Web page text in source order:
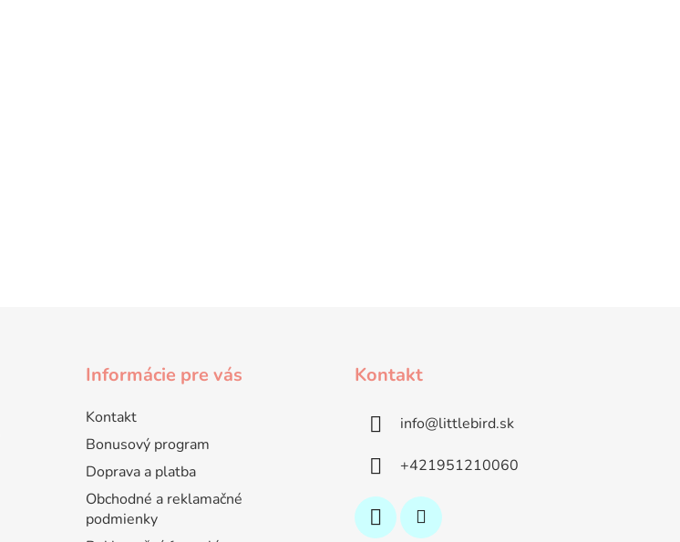
Informácie pre vás
Kontakt
Bonusový program
Doprava a platba
Obchodné a reklamačné
podmienky
Kontakt
info@littlebird.sk
+421951210060